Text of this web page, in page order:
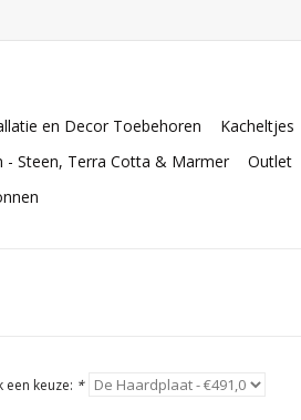
en Decor Toebehoren Kacheltjes
- Steen, Terra Cotta & Marmer Outlet
een keuze: *